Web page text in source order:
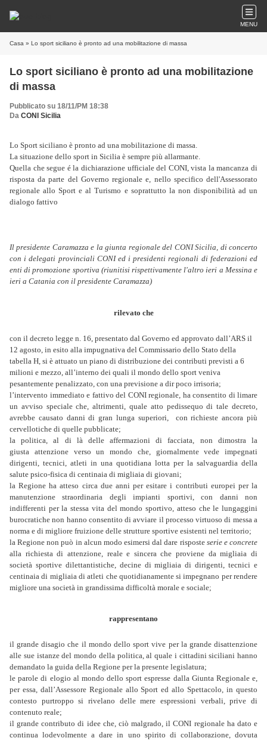
MENU
Casa » Lo sport siciliano è pronto ad una mobilitazione di massa
Lo sport siciliano è pronto ad una mobilitazione
di massa
Pubblicato su 18/11/PM 18:38
Da CONI Sicilia
Lo Sport siciliano è pronto ad una mobilitazione di massa.
La situazione dello sport in Sicilia è sempre più allarmante.
Quella che segue é la dichiarazione ufficiale del CONI, vista la mancanza di
risposta da parte del Governo regionale e, nello specifico dell'Assessorato
regionale allo Sport e al Turismo e soprattutto la non disponibilità ad un
dialogo fattivo
Il presidente Caramazza e la giunta regionale del CONI Sicilia, di concerto
con i delegati provinciali CONI ed i presidenti regionali di federazioni ed
enti di promozione sportiva (riunitisi rispettivamente l'altro ieri a Messina e
ieri a Catania con il presidente Caramazza)
rilevato che
con il decreto legge n. 16, presentato dal Governo ed approvato dall’ARS il
12 agosto, in esito alla impugnativa del Commissario dello Stato della
tabella H, si è attuato un piano di distribuzione dei contributi previsti a 6
milioni e mezzo, all’interno dei quali il mondo dello sport veniva
pesantemente penalizzato, con una previsione a dir poco irrisoria;
l’intervento immediato e fattivo del CONI regionale, ha consentito di limare
un avviso speciale che, altrimenti, quale atto pedissequo di tale decreto,
avrebbe causato danni di gran lunga superiori, con richieste ancora più
cervellotiche di quelle pubblicate;
la politica, al di là delle affermazioni di facciata, non dimostra la
giusta attenzione verso un mondo che, giornalmente vede impegnati
dirigenti, tecnici, atleti in una quotidiana lotta per la salvaguardia della
salute psico-fisica di centinaia di migliaia di giovani;
la Regione ha atteso circa due anni per esitare i contributi europei per la
manutenzione straordinaria degli impianti sportivi, con danni non
indifferenti per la stessa vita del mondo sportivo, atteso che le lungaggini
burocratiche non hanno consentito di avviare il processo virtuoso di messa a
norma e di migliore fruizione delle strutture sportive esistenti nel territorio;
la Regione non può in alcun modo esimersi dal dare risposte serie e concrete
alla richiesta di attenzione, reale e sincera che proviene da migliaia di
società sportive dilettantistiche, decine di migliaia di dirigenti, tecnici e
centinaia di migliaia di atleti che quotidianamente si impegnano per rendere
migliore una società in grandissima difficoltà morale e sociale;
rappresentano
il grande disagio che il mondo dello sport vive per la grande disattenzione
alle sue istanze del mondo della politica, al quale i cittadini siciliani hanno
demandato la guida della Regione per la presente legislatura;
le parole di elogio al mondo dello sport espresse dalla Giunta Regionale e,
per essa, dall’Assessore Regionale allo Sport ed allo Spettacolo, in questo
contesto purtroppo si rivelano delle mere espressioni verbali, prive di
contenuto reale;
il grande contributo di idee che, ciò malgrado, il CONI regionale ha dato e
continua lodevolmente a dare in uno spirito di collaborazione, dovuta